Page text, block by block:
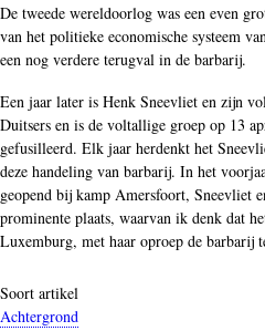
De tweede wereldoorlog was een even
van het politieke economische systeem
een nog verdere terugval in de barbarij.
Een jaar later is Henk Sneevliet en zijn
Duitsers en is de voltallige groep op 13
gefusilleerd. Elk jaar herdenkt het
deze handeling van barbarij. In het
geopend bij kamp Amersfoort, Sneevliet
prominente plaats, waarvan ik denk dat
Luxemburg, met haar oproep de barbarij
Soort artikel
Achtergrond